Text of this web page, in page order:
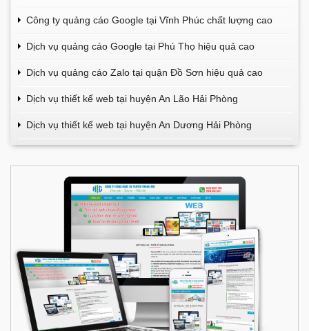
Công ty quảng cáo Google tại Vĩnh Phúc chất lượng cao
Dịch vụ quảng cáo Google tại Phú Thọ hiệu quả cao
Dịch vụ quảng cáo Zalo tại quận Đồ Sơn hiệu quả cao
Dịch vụ thiết kế web tại huyện An Lão Hải Phòng
Dịch vụ thiết kế web tại huyện An Dương Hải Phòng